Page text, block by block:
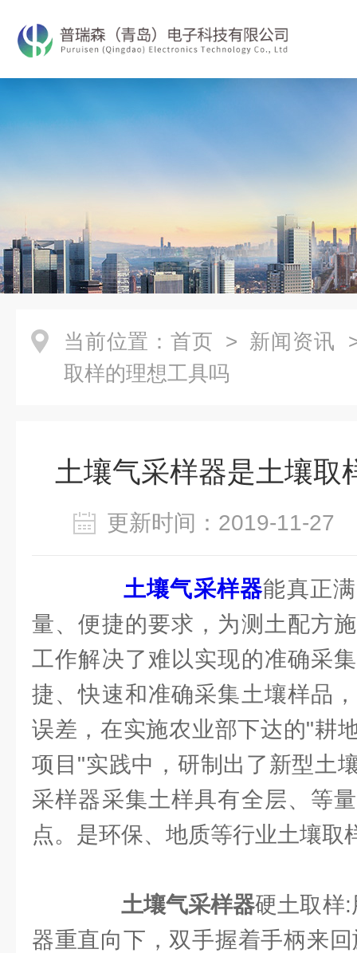
当前位置： 首页 > 新闻资讯
取样的理想工具吗
土壤气采样器是土壤取
更新时间：2019-11-
土壤气采样器能真正
量、便捷的要求，为测土配方
工作解决了难以实现的准确采
捷、快速和准确采集土壤样品
误差，在实施农业部下达的"耕
项目"实践中，研制出了新型土
采样器采集土样具有全层、等
点。是环保、地质等行业土壤取
土壤气采样器硬土取样
器重直向下，双手握着手柄来